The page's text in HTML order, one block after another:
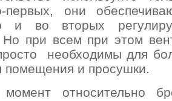
первых, они
и во вторых
Но при всем при этом
необходимы для
помещения и просушки.
относительно